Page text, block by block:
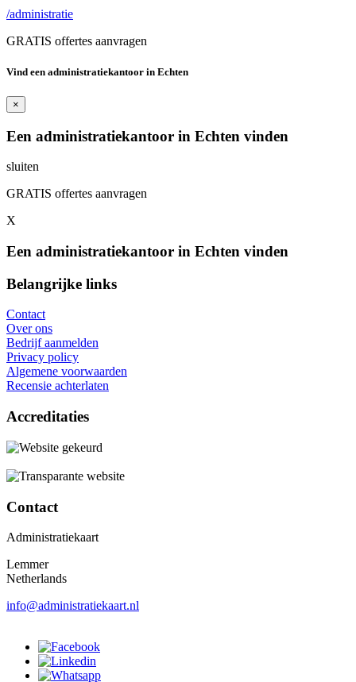
/administratie
GRATIS offertes aanvragen
Vind een administratiekantoor in Echten
×
Een administratiekantoor in Echten vinden
sluiten
GRATIS offertes aanvragen
X
Een administratiekantoor in Echten vinden
Belangrijke links
Contact
Over ons
Bedrijf aanmelden
Privacy policy
Algemene voorwaarden
Recensie achterlaten
Accreditaties
Contact
Administratiekaart
Lemmer
Netherlands
info@administratiekaart.nl